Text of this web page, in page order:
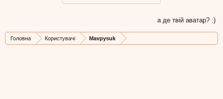
а де твій аватар? :)
Головна Користувачі Mavpysuk